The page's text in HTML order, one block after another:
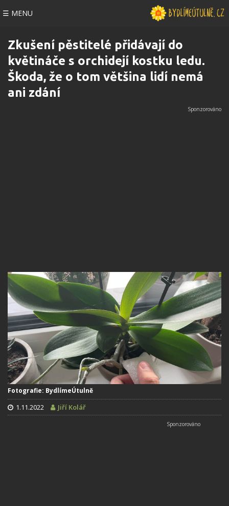
☰ MENU
Zkušení pěstitelé přidávají do
květináče s orchidejí kostku ledu.
Škoda, že o tom většina lidí nemá
ani zdání
Fotografie: BydlímeÚtulně
1.11.2022 Jiří Kolář